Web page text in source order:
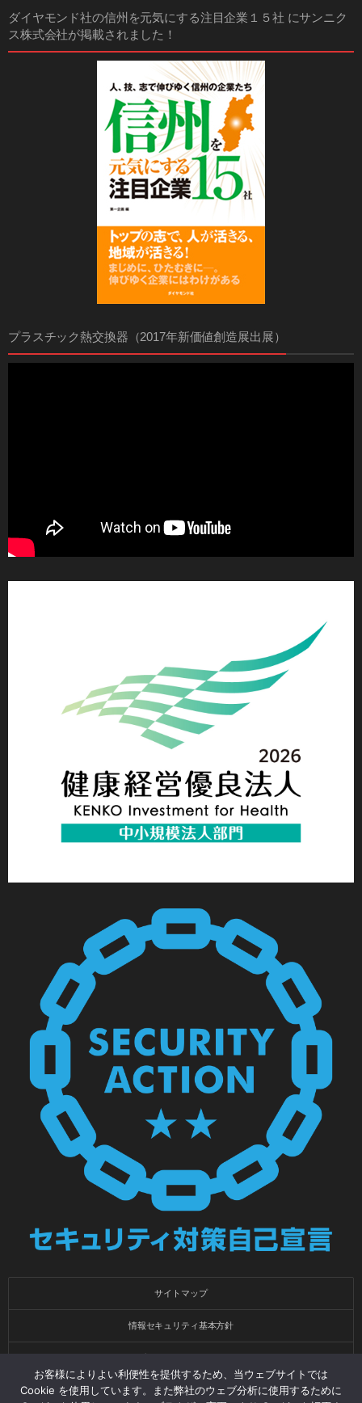
ダイヤモンド社の信州を元気にする注目企業１５社 にサンニク
ス株式会社が掲載されました！
プラスチック熱交換器（2017年新価値創造展出展）
サイトマップ
情報セキュリティ基本方針
会社概要
お客様によりよい利便性を提供するため、当ウェブサイトでは
Cookie を使用しています。また弊社のウェブ分析に使用するために